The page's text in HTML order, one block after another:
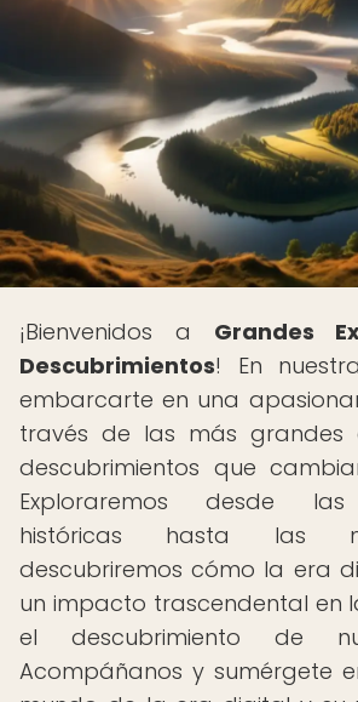
¡Bienvenidos a Grandes
Descubrimientos! En
embarcarte en una
través de las más grandes
descubrimientos que
Exploraremos desde las
históricas hasta las
descubriremos cómo la era
un impacto trascendental en
el descubrimiento de
Acompáñanos y sumérgete